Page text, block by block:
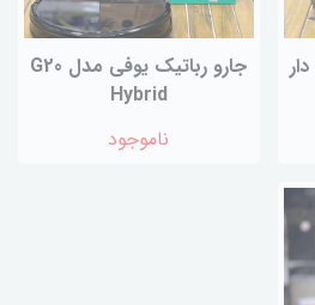
جارو رباتیک یوفی مدل G20
Hybrid
ناموجود